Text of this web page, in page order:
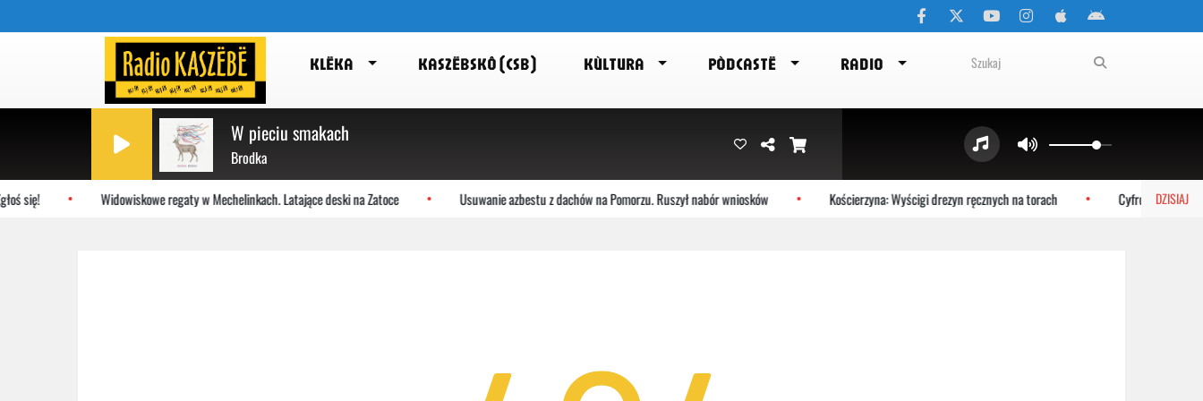
KLËKA KASZËBSKÔ (CSB) KÙLTURA PÒDCASTË RADIO
W pieciu smakach
Brodka
DZISIAJ
się! Widowiskowe regaty w Mechelinkach. Latające deski na Zatoce Usuwanie azbestu z dachów na Pomorzu. Ruszył nabór wniosków Kościerzyna: Wyścigi drezyn ręcznych na torach Cyfrowy bliźniak